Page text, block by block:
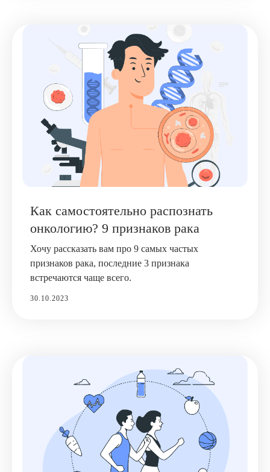
Как самостоятельно распознать
онкологию? 9 признаков рака
Хочу рассказать вам про 9 самых частых
признаков рака, последние 3 признака
встречаются чаще всего.
30.10.2023